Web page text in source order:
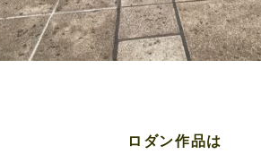
ロダン作品は